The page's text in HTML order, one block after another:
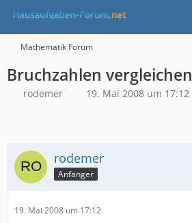
Mathematik Forum
Bruchzahlen vergleichen
rodemer 19. Mai 2008 um 17:12
rodemer
Anfänger
19. Mai 2008 um 17:12